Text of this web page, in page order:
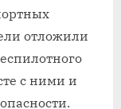
отложили
с ними и